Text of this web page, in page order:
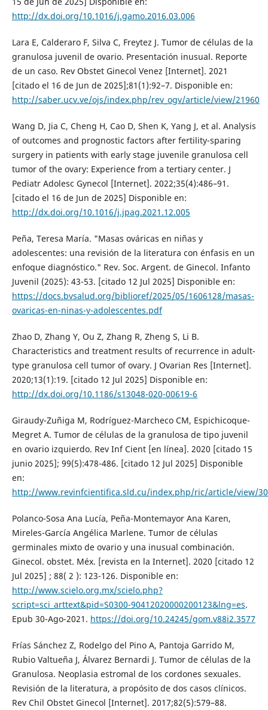
http://dx.doi.org/10.1016/j.gamo.2016.03.006
Lara E, Calderaro F, Silva C, Freytez J. Tumor de células de la
granulosa juvenil de ovario. Presentación inusual. Reporte
de un caso. Rev Obstet Ginecol Venez [Internet]. 2021
[citado el 16 de Jun de 2025];81(1):92–7. Disponible en:
http://saber.ucv.ve/ojs/index.php/rev_ogv/article/view/21960
Wang D, Jia C, Cheng H, Cao D, Shen K, Yang J, et al. Analysis
of outcomes and prognostic factors after fertility-sparing
surgery in patients with early stage juvenile granulosa cell
tumor of the ovary: Experience from a tertiary center. J
Pediatr Adolesc Gynecol [Internet]. 2022;35(4):486–91.
[citado el 16 de Jun de 2025] Disponible en:
http://dx.doi.org/10.1016/j.jpag.2021.12.005
Peña, Teresa María. "Masas ováricas en niñas y
adolescentes: una revisión de la literatura con énfasis en un
enfoque diagnóstico." Rev. Soc. Argent. de Ginecol. Infanto
Juvenil (2025): 43-53. [citado 12 Jul 2025] Disponible en:
https://docs.bvsalud.org/biblioref/2025/05/1606128/masas-
ovaricas-en-ninas-y-adolescentes.pdf
Zhao D, Zhang Y, Ou Z, Zhang R, Zheng S, Li B.
Characteristics and treatment results of recurrence in adult-
type granulosa cell tumor of ovary. J Ovarian Res [Internet].
2020;13(1):19. [citado 12 Jul 2025] Disponible en:
http://dx.doi.org/10.1186/s13048-020-00619-6
Giraudy-Zuñiga M, Rodríguez-Marcheco CM, Espichicoque-
Megret A. Tumor de células de la granulosa de tipo juvenil
en ovario izquierdo. Rev Inf Cient [en línea]. 2020 [citado 15
junio 2025]; 99(5):478-486. [citado 12 Jul 2025] Disponible
en:
http://www.revinfcientifica.sld.cu/index.php/ric/article/view/
Polanco-Sosa Ana Lucía, Peña-Montemayor Ana Karen,
Mireles-García Angélica Marlene. Tumor de células
germinales mixto de ovario y una inusual combinación.
Ginecol. obstet. Méx. [revista en la Internet]. 2020 [citado 12
Jul 2025] ; 88( 2 ): 123-126. Disponible en:
http://www.scielo.org.mx/scielo.php?
script=sci_arttext&pid=S0300-90412020000200123&lng=es.
Epub 30-Ago-2021. https://doi.org/10.24245/gom.v88i2.3577
Frías Sánchez Z, Rodelgo del Pino A, Pantoja Garrido M,
Rubio Valtueña J, Álvarez Bernardi J. Tumor de células de la
Granulosa. Neoplasia estromal de los cordones sexuales.
Revisión de la literatura, a propósito de dos casos clínicos.
Rev Chil Obstet Ginecol [Internet]. 2017;82(5):579–88.